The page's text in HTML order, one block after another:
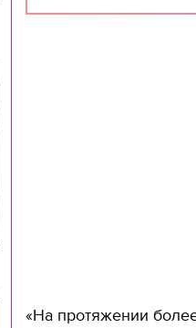
«На протяжении